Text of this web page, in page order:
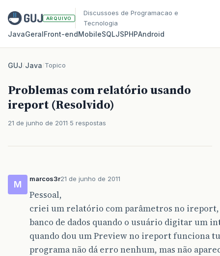
ARQUIVO
Discussoes de Programacao e
Tecnologia
JavaGeralFront‑endMobileSQLJSPHPAndroid
GUJ/Java/Topico
Problemas com relatório usando
ireport (Resolvido)
21 de junho de 2011 5 respostas
M
marcos3r21 de junho de 2011
Pessoal,
criei um relatório com parâmetros no ireport,
banco de dados quando o usuário digitar um
quando dou um Preview no ireport funciona
programa não dá erro nenhum, mas não